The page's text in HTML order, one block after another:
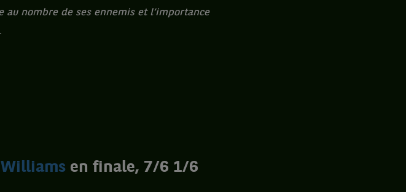
au nombre de ses ennemis et l’importance
en finale, 7/6 1/6